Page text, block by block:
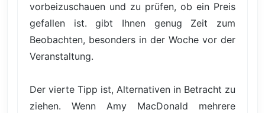
vorbeizuschauen und zu prüfen, ob ein Preis
gefallen ist. gibt Ihnen genug Zeit zum
Beobachten, besonders in der Woche vor der
Veranstaltung.
Der vierte Tipp ist, Alternativen in Betracht zu
ziehen. Wenn Amy MacDonald mehrere